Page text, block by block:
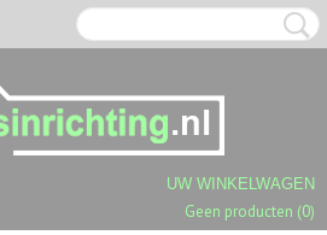
UW WINKELWAGEN
Geen producten (0)